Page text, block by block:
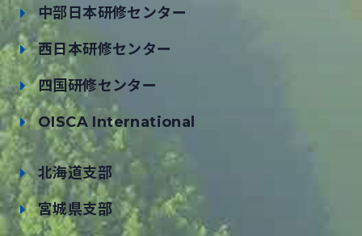
中部日本研修センター
西日本研修センター
四国研修センター
OISCA International
北海道支部
宮城県支部